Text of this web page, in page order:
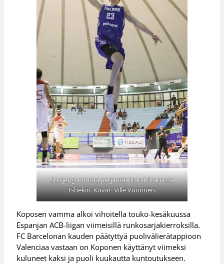
Susijengi kohtaa perjantai-iltana Prahassa
Tshekin. Kuvat: Ville Vuorinen.
Koposen vamma alkoi vihoitella touko-kesäkuussa
Espanjan ACB-liigan viimeisillä runkosarjakierroksilla.
FC Barcelonan kauden päätyttyä puolivälierätappioon
Valenciaa vastaan on Koponen käyttänyt viimeksi
kuluneet kaksi ja puoli kuukautta kuntoutukseen.